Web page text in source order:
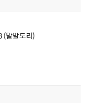
(말발도리)